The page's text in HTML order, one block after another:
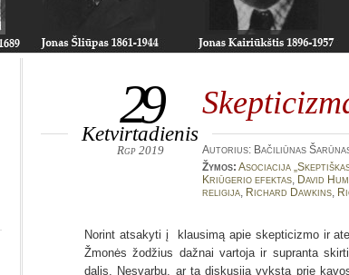
29
Ketvirtadienis
Rgp 2019 Autorius: Bačiliūnas
Žymos: Asociacija
Kriūgerio efektas, David
religija, Richard Dawkins,
Norint atsakyti į klausimą apie skepticizmo ir
Žmonės žodžius dažnai vartoja ir supranta
dalis. Nesvarbu, ar ta diskusija vyksta prie